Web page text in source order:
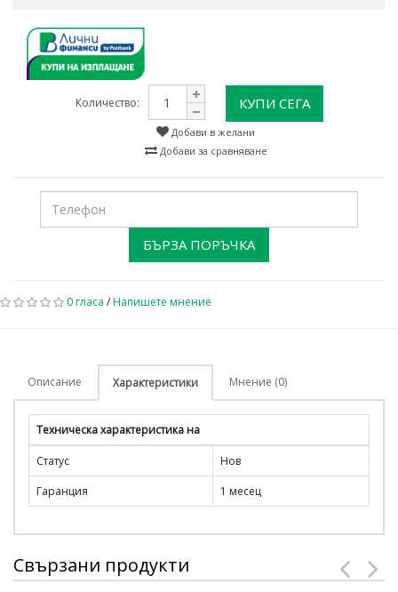
Количество: КУПИ СЕГА
Добави в желани
Добави за сравняване
БЪРЗА ПОРЪЧКА
0 гласа /Напишете мнение
Описание Характеристики Мнение (0)
Техническа характеристика на
Статус
Нов
Гаранция
1 месец
Свързани продукти